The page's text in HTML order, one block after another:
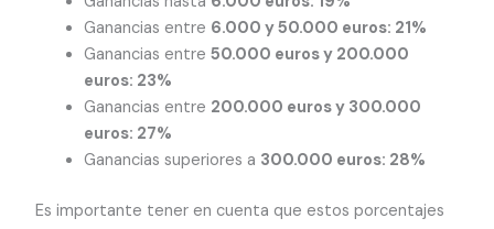
Ganancias entre 6.000 y 50.000 euros: 21%
Ganancias entre50.000 euros y 200.000
euros: 23%
Ganancias entre 200.000 euros y 300.000
euros: 27%
Ganancias superiores a 300.000 euros: 28%
Es importante tener en cuenta que estos porcentajes